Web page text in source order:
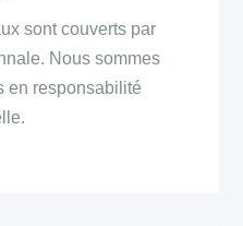
sont couverts par
Nous sommes
en responsabilité